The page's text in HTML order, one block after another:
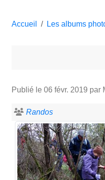
Accueil Les albums
Publié le 06 févr. 2019 par
Randos